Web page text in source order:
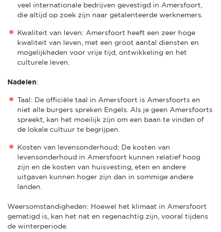
veel internationale bedrijven gevestigd in Amersfoort,
die altijd op zoek zijn naar getalenteerde werknemers.
Kwaliteit van leven: Amersfoort heeft een zeer hoge
kwaliteit van leven, met een groot aantal diensten en
mogelijkheden voor vrije tijd, ontwikkeling en het
culturele leven.
Nadelen:
Taal: De officiële taal in Amersfoort is Amersfoorts en
niet alle burgers spreken Engels. Als je geen Amersfoorts
spreekt, kan het moeilijk zijn om een baan te vinden of
de lokale cultuur te begrijpen.
Kosten van levensonderhoud: De kosten van
levensonderhoud in Amersfoort kunnen relatief hoog
zijn en de kosten van huisvesting, eten en andere
uitgaven kunnen hoger zijn dan in sommige andere
landen.
Weersomstandigheden: Hoewel het klimaat in Amersfoort
gematigd is, kan het nat en regenachtig zijn, vooral tijdens
de winterperiode.